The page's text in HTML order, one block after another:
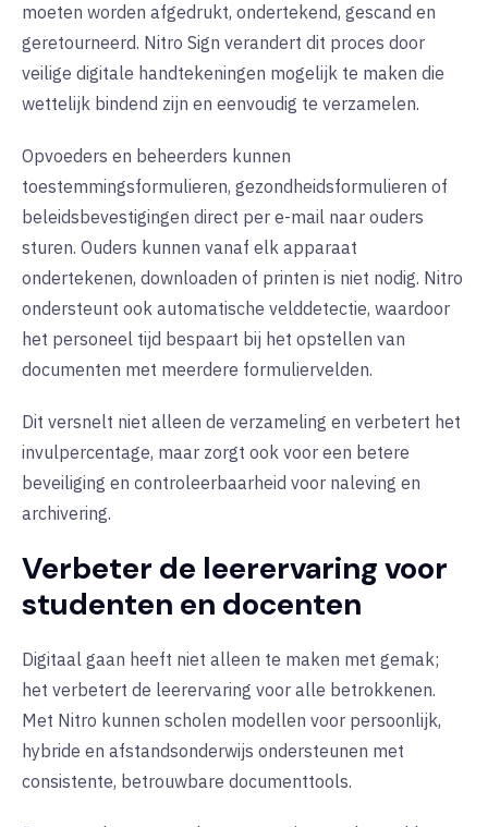
moeten worden afgedrukt, ondertekend, gescand en
geretourneerd. Nitro Sign verandert dit proces door
veilige digitale handtekeningen mogelijk te maken die
wettelijk bindend zijn en eenvoudig te verzamelen.
Opvoeders en beheerders kunnen
toestemmingsformulieren, gezondheidsformulieren of
beleidsbevestigingen direct per e-mail naar ouders
sturen. Ouders kunnen vanaf elk apparaat
ondertekenen, downloaden of printen is niet nodig. Nitro
ondersteunt ook automatische velddetectie, waardoor
het personeel tijd bespaart bij het opstellen van
documenten met meerdere formuliervelden.
Dit versnelt niet alleen de verzameling en verbetert het
invulpercentage, maar zorgt ook voor een betere
beveiliging en controleerbaarheid voor naleving en
archivering.
Verbeter de leerervaring voor
studenten en docenten
Digitaal gaan heeft niet alleen te maken met gemak;
het verbetert de leerervaring voor alle betrokkenen.
Met Nitro kunnen scholen modellen voor persoonlijk,
hybride en afstandsonderwijs ondersteunen met
consistente, betrouwbare documenttools.